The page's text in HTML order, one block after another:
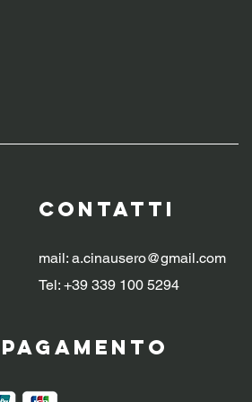
CONTATTI
mail: a.cinausero@gmail.com
Tel: +39 339 100 5294